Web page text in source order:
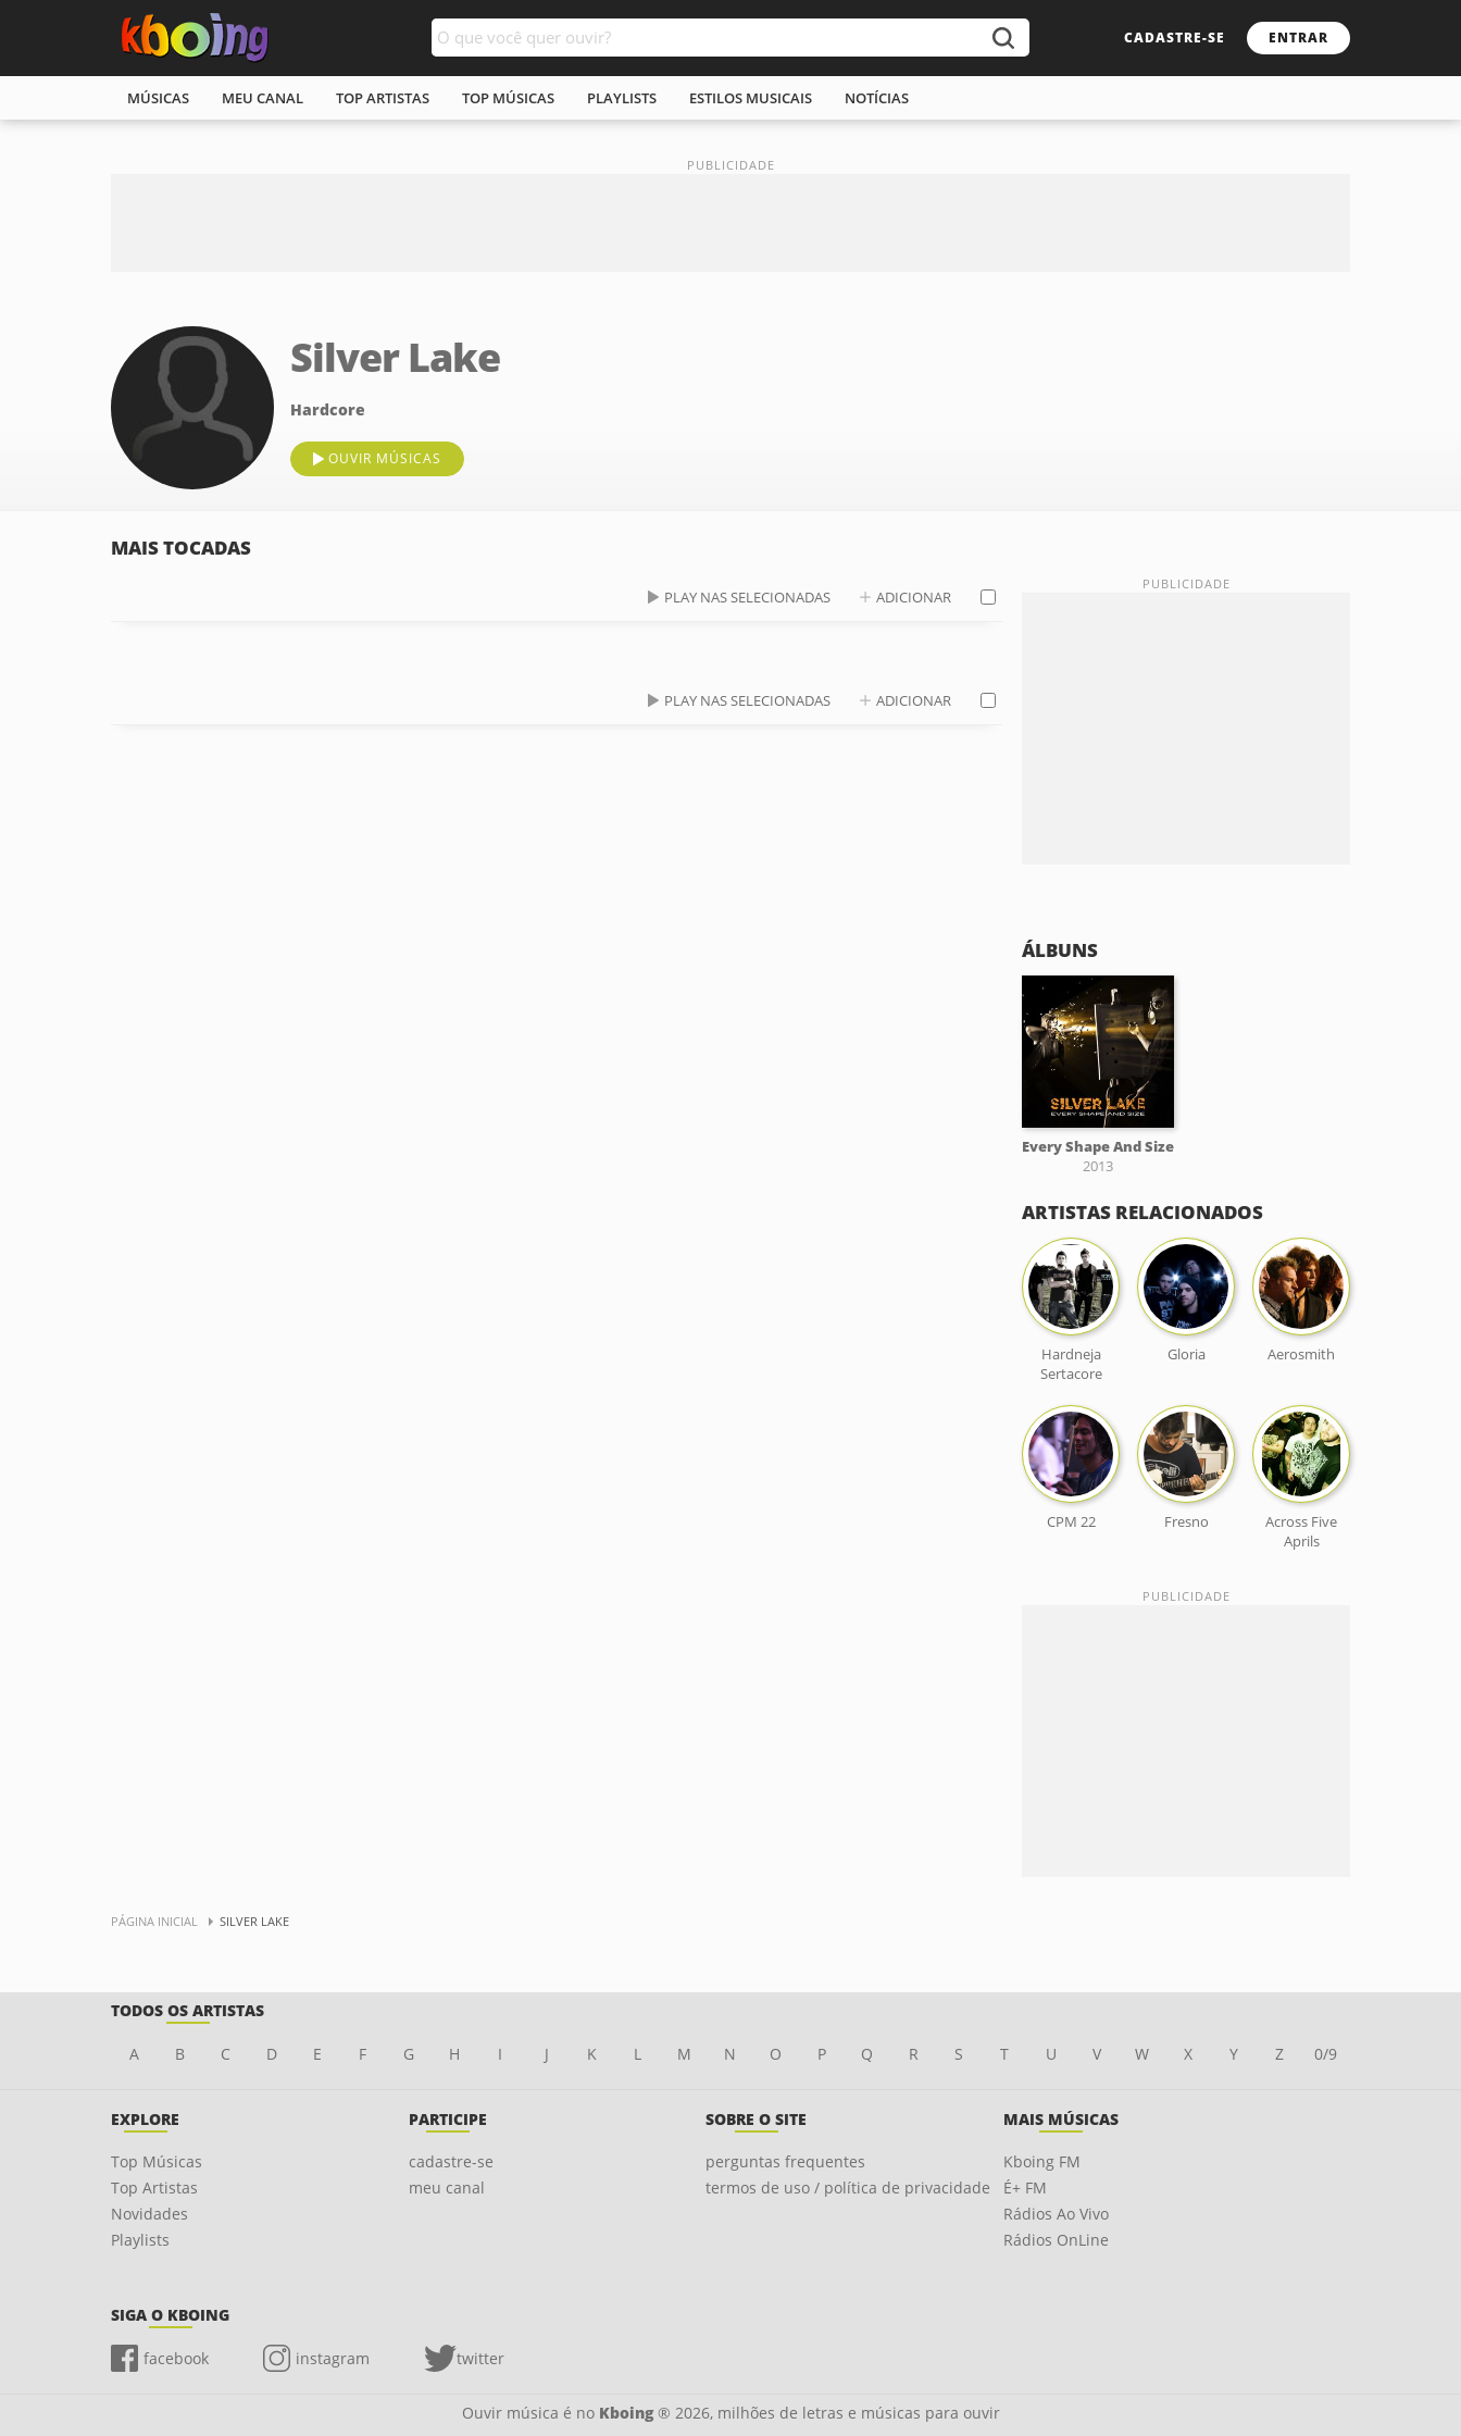
CADASTRE-SE ENTRAR
MÚSICAS MEU CANAL TOP ARTISTAS TOP MÚSICAS PLAYLISTS ESTILOS MUSICAIS NOTÍCIAS
Silver Lake
Hardcore
OUVIR MÚSICAS
MAIS TOCADAS
PLAY NAS SELECIONADAS ADICIONAR
PLAY NAS SELECIONADAS ADICIONAR
ÁLBUNS
Every Shape And Size
2013
ARTISTAS RELACIONADOS
Hardneja
Sertacore
Gloria Aerosmith
CPM 22 Fresno
Across Five
Aprils
PÁGINA INICIAL SILVER LAKE
TODOS OS ARTISTAS
A B C D E F G H I J K L M N O P Q R S T U V W X Y Z 0/9
EXPLORE
Top Músicas
Top Artistas
Novidades
Playlists
PARTICIPE
cadastre-se
meu canal
SOBRE O SITE
perguntas frequentes
termos de uso / política de privacidade
MAIS MÚSICAS
Kboing FM
É+ FM
Rádios Ao Vivo
Rádios OnLine
SIGA O KBOING
facebook instagram twitter
Ouvir música é no Kboing® 2026, milhões de letras e músicas para ouvir